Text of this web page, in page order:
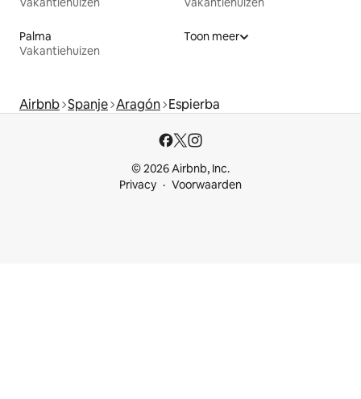
Palma
Vakantiehuizen
Toon meer
Airbnb Spanje Aragón Espierba
© 2026 Airbnb, Inc.
Privacy
Voorwaarden